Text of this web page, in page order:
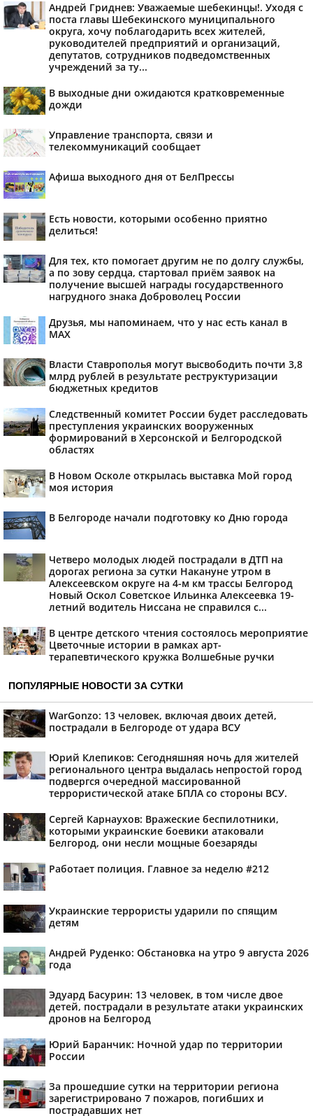
Андрей Гриднев: Уважаемые шебекинцы!. Уходя с
поста главы Шебекинского муниципального
округа, хочу поблагодарить всех жителей,
руководителей предприятий и организаций,
депутатов, сотрудников подведомственных
учреждений за ту...
В выходные дни ожидаются кратковременные
дожди
Управление транспорта, связи и
телекоммуникаций сообщает
Афиша выходного дня от БелПрессы
Есть новости, которыми особенно приятно
делиться!
Для тех, кто помогает другим не по долгу службы,
а по зову сердца, стартовал приём заявок на
получение высшей награды государственного
нагрудного знака Доброволец России
Друзья, мы напоминаем, что у нас есть канал в
МАХ
Власти Ставрополья могут высвободить почти 3,8
млрд рублей в результате реструктуризации
бюджетных кредитов
Следственный комитет России будет расследовать
преступления украинских вооруженных
формирований в Херсонской и Белгородской
областях
В Новом Осколе открылась выставка Мой город
моя история
В Белгороде начали подготовку ко Дню города
Четверо молодых людей пострадали в ДТП на
дорогах региона за сутки Накануне утром в
Алексеевском округе на 4-м км трассы Белгород
Новый Оскол Советское Ильинка Алексеевка 19-
летний водитель Ниссана не справился с...
В центре детского чтения состоялось мероприятие
Цветочные истории в рамках арт-
терапевтического кружка Волшебные ручки
ПОПУЛЯРНЫЕ НОВОСТИ ЗА СУТКИ
WarGonzo: 13 человек, включая двоих детей,
пострадали в Белгороде от удара ВСУ
Юрий Клепиков: Сегодняшняя ночь для жителей
регионального центра выдалась непростой город
подвергся очередной массированной
террористической атаке БПЛА со стороны ВСУ.
Сергей Карнаухов: Вражеские беспилотники,
которыми украинские боевики атаковали
Белгород, они несли мощные боезаряды
Работает полиция. Главное за неделю #212
Украинские террористы ударили по спящим
детям
Андрей Руденко: Обстановка на утро 9 августа 2026
года
Эдуард Басурин: 13 человек, в том числе двое
детей, пострадали в результате атаки украинских
дронов на Белгород
Юрий Баранчик: Ночной удар по территории
России
За прошедшие сутки на территории региона
зарегистрировано 7 пожаров, погибших и
пострадавших нет